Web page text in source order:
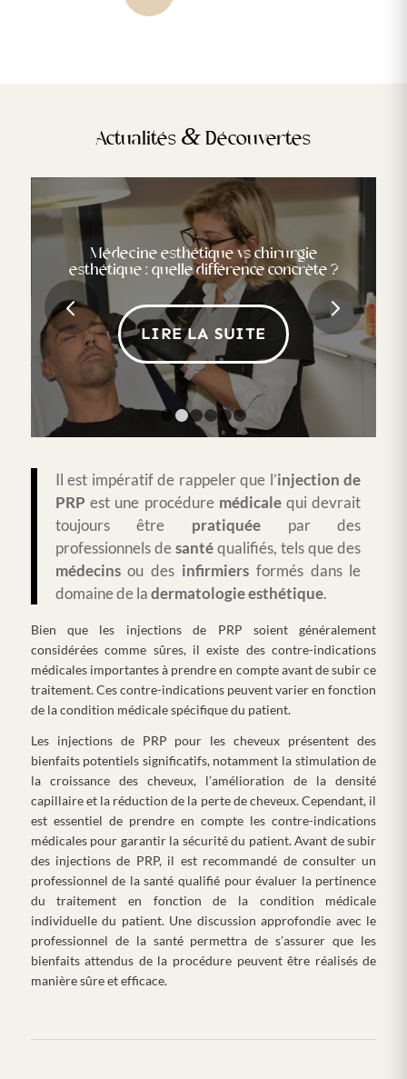
Actualités & Découvertes
Médecine esthétique vs chirurgie
esthétique : quelle différence concrète ?
LIRE LA SUITE
L’impact de la médecine esthétique sur la
santé mentale
LIRE LA SUITE
Suivant
1 2 4
Il est impératif de rappeler que l’injection de
PRP est une procédure médicalequi devrait
toujours être pratiquée par des
professionnels desantéqualifiés, tels que des
médecinsou des infirmiers formés dans le
domaine de ladermatologieesthétique.
Bien que les injections de PRP soient généralement
considérées comme sûres, il existe des contre-indications
médicales importantes à prendre en compte avant de subir ce
traitement. Ces contre-indications peuvent varier en fonction
de la condition médicale spécifique du patient.
Les injections de PRP pour les cheveux présentent des
bienfaits potentiels significatifs, notamment la stimulation de
la croissance des cheveux, l’amélioration de la densité
capillaire et la réduction de la perte de cheveux. Cependant, il
est essentiel de prendre en compte les contre-indications
médicales pour garantir la sécurité du patient. Avant de subir
des injections de PRP, il est recommandé de consulter un
professionnel de la santé qualifié pour évaluer la pertinence
du traitement en fonction de la condition médicale
individuelle du patient. Une discussion approfondie avec le
professionnel de la santé permettra de s’assurer que les
bienfaits attendus de la procédure peuvent être réalisés de
manière sûre et efficace.